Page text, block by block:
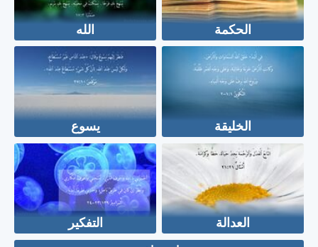
الحكمة الله
الخليقة يسوع
العدالة التفكير